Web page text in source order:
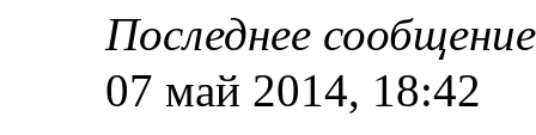
Последнее
07 май 2014, 18:42